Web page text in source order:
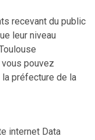
recevant du public
leur niveau
pouvez
préfecture de la
internet Data